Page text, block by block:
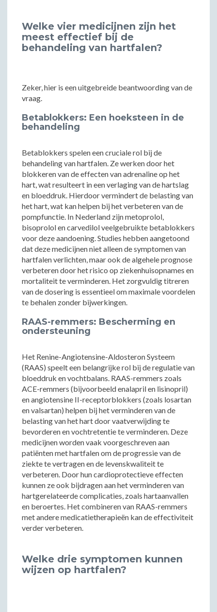
Welke vier medicijnen zijn het
meest effectief bij de
behandeling van hartfalen?
Zeker, hier is een uitgebreide beantwoording van de
vraag.
Betablokkers: Een hoeksteen in de
behandeling
Betablokkers spelen een cruciale rol bij de
behandeling van hartfalen. Ze werken door het
blokkeren van de effecten van adrenaline op het
hart, wat resulteert in een verlaging van de hartslag
en bloeddruk. Hierdoor vermindert de belasting van
het hart, wat kan helpen bij het verbeteren van de
pompfunctie. In Nederland zijn metoprolol,
bisoprolol en carvedilol veelgebruikte betablokkers
voor deze aandoening. Studies hebben aangetoond
dat deze medicijnen niet alleen de symptomen van
hartfalen verlichten, maar ook de algehele prognose
verbeteren door het risico op ziekenhuisopnames en
mortaliteit te verminderen. Het zorgvuldig titreren
van de dosering is essentieel om maximale voordelen
te behalen zonder bijwerkingen.
RAAS-remmers: Bescherming en
ondersteuning
Het Renine-Angiotensine-Aldosteron Systeem
(RAAS) speelt een belangrijke rol bij de regulatie van
bloeddruk en vochtbalans. RAAS-remmers zoals
ACE-remmers (bijvoorbeeld enalapril en lisinopril)
en angiotensine II-receptorblokkers (zoals losartan
en valsartan) helpen bij het verminderen van de
belasting van het hart door vaatverwijding te
bevorderen en vochtretentie te verminderen. Deze
medicijnen worden vaak voorgeschreven aan
patiënten met hartfalen om de progressie van de
ziekte te vertragen en de levenskwaliteit te
verbeteren. Door hun cardioprotectieve effecten
kunnen ze ook bijdragen aan het verminderen van
hartgerelateerde complicaties, zoals hartaanvallen
en beroertes. Het combineren van RAAS-remmers
met andere medicatietherapieën kan de effectiviteit
verder verbeteren.
Welke drie symptomen kunnen
wijzen op hartfalen?